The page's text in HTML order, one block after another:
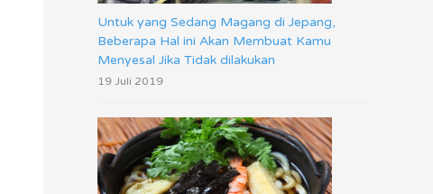
:
Untuk yang Sedang Magang di Jepang,
Beberapa Hal ini Akan Membuat Kamu
Menyesal Jika Tidak dilakukan
19 Juli 2019